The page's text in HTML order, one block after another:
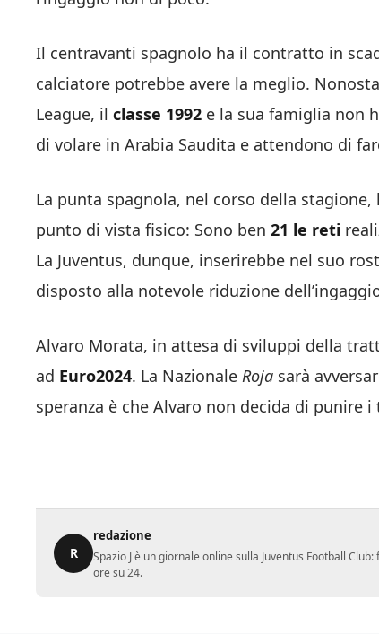
Il centravanti spagnolo ha il contratto in
calciatore potrebbe avere la meglio.
League, il classe 1992 e la sua famiglia non
di volare in Arabia Saudita e attendono di
La punta spagnola, nel corso della
punto di vista fisico: Sono ben 21 le reti
La Juventus, dunque, inserirebbe nel suo
disposto alla notevole riduzione
Alvaro Morata, in attesa di sviluppi della
ad Euro2024. La Nazionale Roja sarà
speranza è che Alvaro non decida di punire
R
redazione
Spazio J è un giornale online sulla Juventus Football
ore su 24.